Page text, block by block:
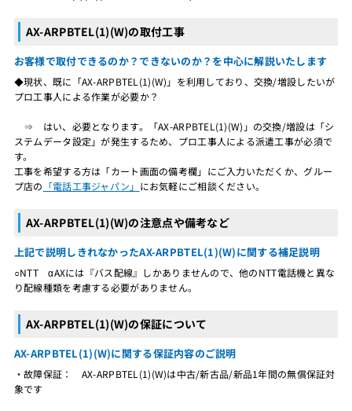
AX-ARPBTEL(1)(W)の取付工事
お客様で取付できるのか？できないのか？を中心に解説いたします
◆現状、既に「AX-ARPBTEL(1)(W)」を利用しており、交換/増設したいが
プロ工事人による作業が必要か？
⇒ はい、必要となります。「AX-ARPBTEL(1)(W)」の交換/増設は「シ
ステムデータ設定」が発生するため、プロ工事人による派遣工事が必須で
す。
工事を希望する方は「カート画面の備考欄」にご入力いただくか、グルー
プ店の 「電話工事ジャパン」 にお気軽にご相談ください。
AX-ARPBTEL(1)(W)の注意点や備考など
上記で説明しきれなかったAX-ARPBTEL(1)(W)に関する補足説明
○NTT αAXには『バス配線』しかありませんので、他のNTT電話機と異な
り配線種類を考慮する必要がありません。
AX-ARPBTEL(1)(W)の保証について
AX-ARPBTEL(1)(W)に関する保証内容のご説明
・故障保証： AX-ARPBTEL(1)(W)は中古/新古品/新品1年間の無償保証対
象です